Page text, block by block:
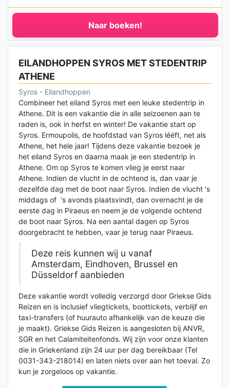
Naar boeken!
EILANDHOPPEN SYROS MET STEDENTRIP
ATHENE
Syros - Eilandhoppen
Combineer het eiland Syros met een leuke stedentrip in
Athene. Dit is een vakantie die in alle seizoenen aan te
raden is, ook in herfst en winter! De vakantie start op
Syros. Ermoupolis, de hoofdstad van Syros lééft, net als
Athene, het hele jaar! Tijdens deze vakantie bezoek je
het eiland Syros en daarna maak je een stedentrip in
Athene. Om op Syros te komen vlieg je eerst naar
Athene. Indien de vlucht in de ochtend is, dan vaar je
dezelfde dag met de boot naar Syros. Indien de vlucht 's
middags of 's avonds plaatsvindt, dan overnacht je de
eerste dag in Piraeus en neem je de volgende ochtend
de boot naar Syros. Na een aantal dagen op Syros
doorgebracht te hebben, vaar je terug naar Piraeus.
Deze reis kunnen wij u vanaf
Amsterdam, Eindhoven, Brussel en
Düsseldorf aanbieden
Deze vakantie wordt volledig verzorgd door Griekse Gids
Reizen en is inclusief vliegtickets, boottickets, verblijf en
taxi-transfers (of huurauto afhankelijk van de keuze die
je maakt). Griekse Gids Reizen is aangesloten bij ANVR,
SGR en het Calamiteitenfonds. Wij zijn voor onze klanten
die in Griekenland zijn 24 uur per dag bereikbaar (Tel
0031-343-218014) en laten niets over aan het toeval. Zo
kun je zorgeloos op vakantie.